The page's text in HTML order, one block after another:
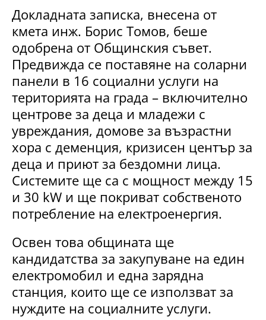
Докладната записка, внесена от
кмета инж. Борис Томов, беше
одобрена от Общинския съвет.
Предвижда се поставяне на соларни
панели в 16 социални услуги на
територията на града – включително
центрове за деца и младежи с
увреждания, домове за възрастни
хора с деменция, кризисен център за
деца и приют за бездомни лица.
Системите ще са с мощност между 15
и 30 kW и ще покриват собственото
потребление на електроенергия.
Освен това общината ще
кандидатства за закупуване на един
електромобил и една зарядна
станция, които ще се използват за
нуждите на социалните услуги.